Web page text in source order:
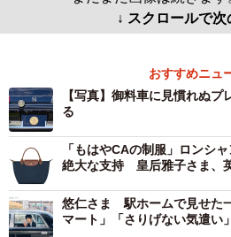
↓ スクロールで次
おすすめニュ
【写真】御料車に見慣れぬ
る
「もはやCAの制服」ロンシ
絶大な支持 皇后雅子さま、
悠仁さま 駅ホームで見せた
マート」「さりげない気遣い